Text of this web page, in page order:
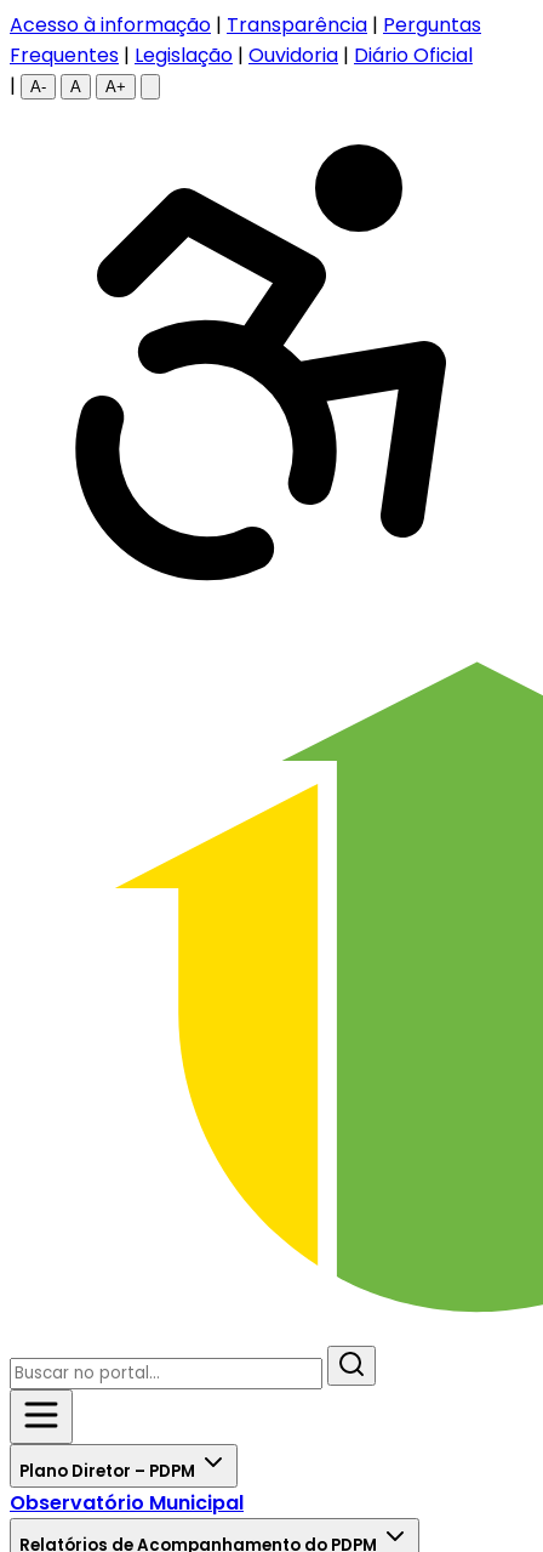
Acesso à informação | Transparência | Perguntas
Frequentes | Legislação | Ouvidoria | Diário Oficial
|
A- A A+
Plano Diretor – PDPM
Observatório Municipal
Relatórios de Acompanhamento do PDPM